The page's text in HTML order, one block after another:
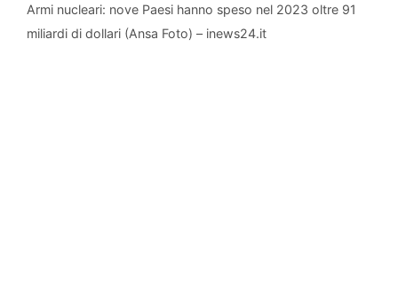
Armi nucleari: nove Paesi hanno speso nel 2023 oltre 91
miliardi di dollari (Ansa Foto) – inews24.it